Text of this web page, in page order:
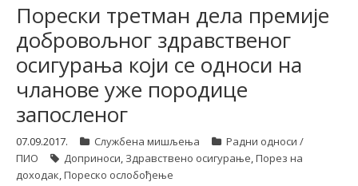
Линкови
О нама
Претплата
Пријава
Порески третман дела премије
добровољног здравственог
осигурања који се односи на
чланове уже породице
запосленог
07.09.2017. Службена мишљења
Радни односи /
ПИО
Доприноси, Здравствено осигурање,Порез на
доходак,Пореско ослобођење